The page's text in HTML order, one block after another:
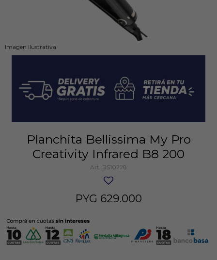
Imagen Ilustrativa
Planchita Bellissima My Pro
Creativity Infrared B8 200
BS10228
PYG 629.000